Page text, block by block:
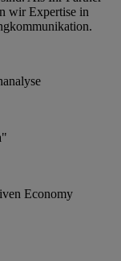
wir Expertise in
Economy